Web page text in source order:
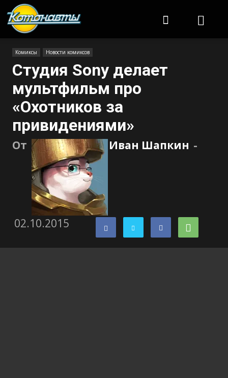
Комиксы Новости комиксов
Студия Sony делает
мультфильм про
«Охотников за
привидениями»
От Иван Шапкин -
02.10.2015